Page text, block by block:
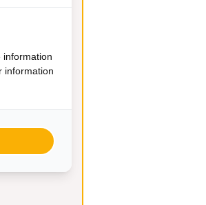
information
information